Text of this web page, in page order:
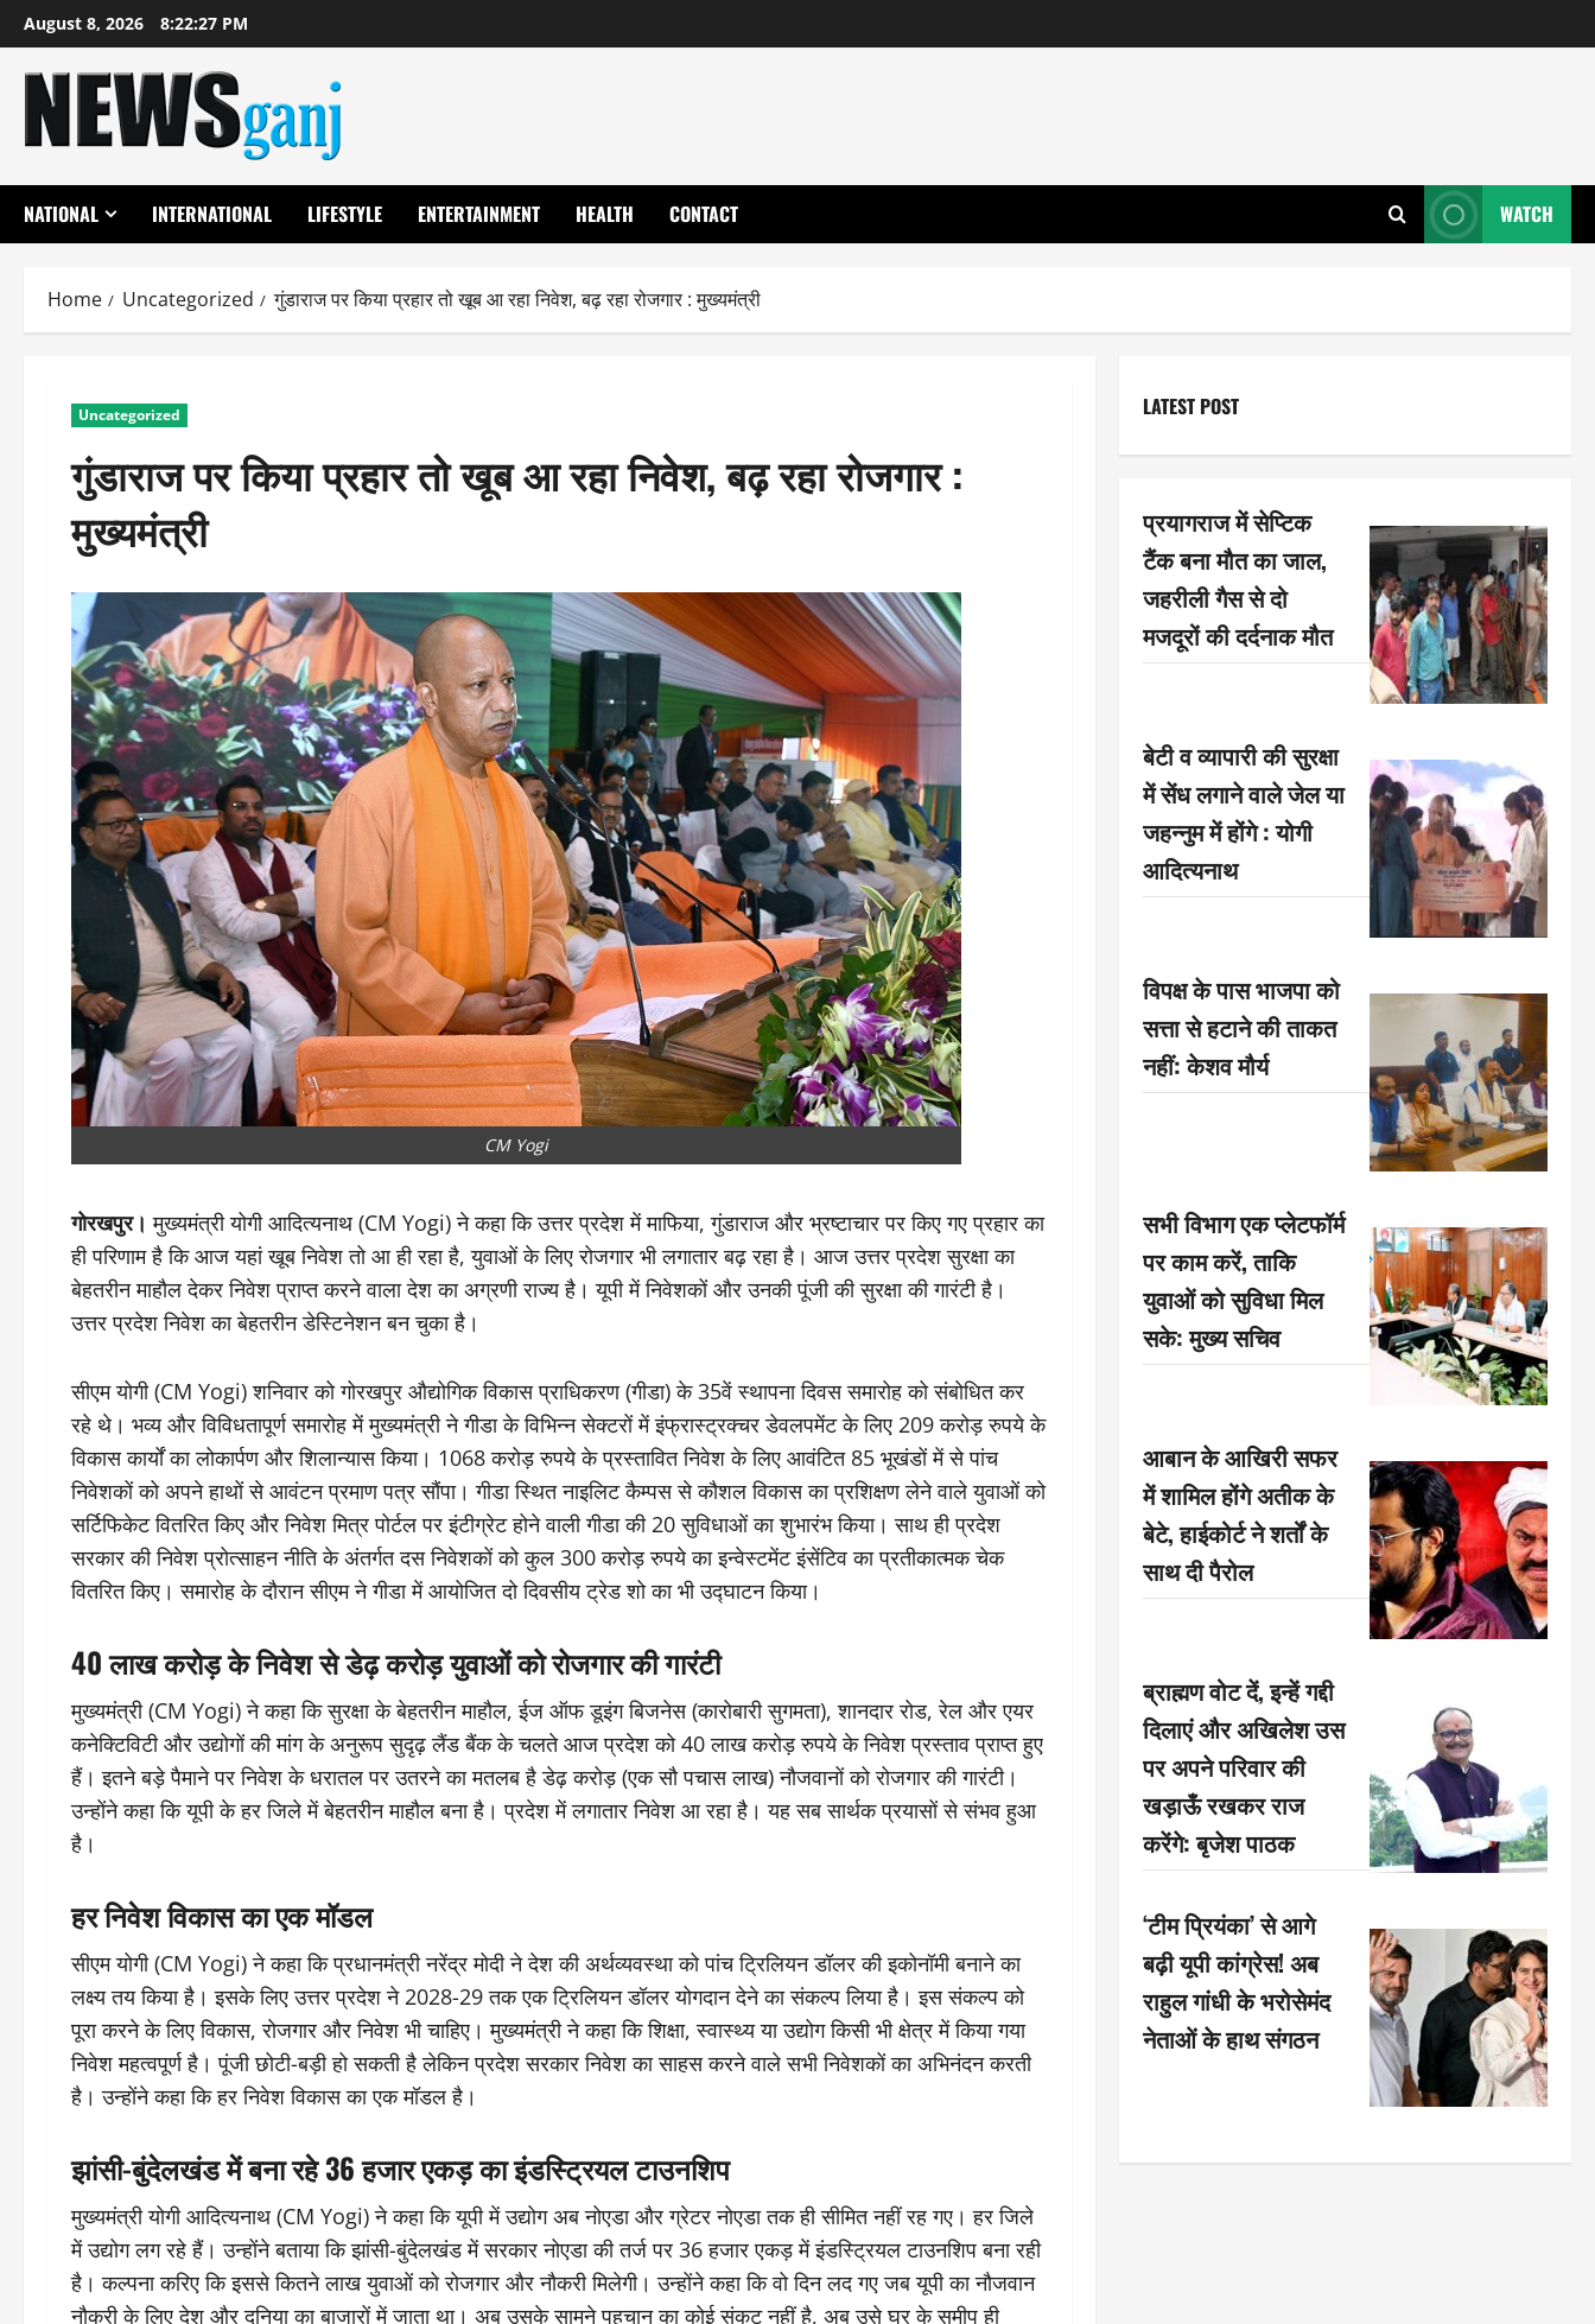
Skip
to
content
August 8, 2026 8:22:28 PM
NATIONAL INTERNATIONAL LIFESTYLE ENTERTAINMENT HEALTH CONTACT WATCH
Home Uncategorized गुंडाराज पर किया प्रहार तो खूब आ रहा निवेश, बढ़ रहा रोजगार : मुख्यमंत्री
Uncategorized
गुंडाराज पर किया प्रहार तो खूब आ रहा निवेश, बढ़ रहा रोजगार :
मुख्यमंत्री
CM Yogi
गोरखपुर। मुख्यमंत्री योगी आदित्यनाथ (CM Yogi) ने कहा कि उत्तर प्रदेश में माफिया, गुंडाराज और भ्रष्टाचार पर किए गए प्रहार का
ही परिणाम है कि आज यहां खूब निवेश तो आ ही रहा है, युवाओं के लिए रोजगार भी लगातार बढ़ रहा है। आज उत्तर प्रदेश सुरक्षा का
बेहतरीन माहौल देकर निवेश प्राप्त करने वाला देश का अग्रणी राज्य है। यूपी में निवेशकों और उनकी पूंजी की सुरक्षा की गारंटी है।
उत्तर प्रदेश निवेश का बेहतरीन डेस्टिनेशन बन चुका है।
सीएम योगी (CM Yogi) शनिवार को गोरखपुर औद्योगिक विकास प्राधिकरण (गीडा) के 35वें स्थापना दिवस समारोह को संबोधित कर
रहे थे। भव्य और विविधतापूर्ण समारोह में मुख्यमंत्री ने गीडा के विभिन्न सेक्टरों में इंफ्रास्ट्रक्चर डेवलपमेंट के लिए 209 करोड़ रुपये के
विकास कार्यों का लोकार्पण और शिलान्यास किया। 1068 करोड़ रुपये के प्रस्तावित निवेश के लिए आवंटित 85 भूखंडों में से पांच
निवेशकों को अपने हाथों से आवंटन प्रमाण पत्र सौंपा। गीडा स्थित नाइलिट कैम्पस से कौशल विकास का प्रशिक्षण लेने वाले युवाओं को
सर्टिफिकेट वितरित किए और निवेश मित्र पोर्टल पर इंटीग्रेट होने वाली गीडा की 20 सुविधाओं का शुभारंभ किया। साथ ही प्रदेश
सरकार की निवेश प्रोत्साहन नीति के अंतर्गत दस निवेशकों को कुल 300 करोड़ रुपये का इन्वेस्टमेंट इंसेंटिव का प्रतीकात्मक चेक
वितरित किए। समारोह के दौरान सीएम ने गीडा में आयोजित दो दिवसीय ट्रेड शो का भी उद्घाटन किया।
40 लाख करोड़ के निवेश से डेढ़ करोड़ युवाओं को रोजगार की गारंटी
मुख्यमंत्री (CM Yogi) ने कहा कि सुरक्षा के बेहतरीन माहौल, ईज ऑफ डूइंग बिजनेस (कारोबारी सुगमता), शानदार रोड, रेल और एयर
कनेक्टिविटी और उद्योगों की मांग के अनुरूप सुदृढ़ लैंड बैंक के चलते आज प्रदेश को 40 लाख करोड़ रुपये के निवेश प्रस्ताव प्राप्त हुए
हैं। इतने बड़े पैमाने पर निवेश के धरातल पर उतरने का मतलब है डेढ़ करोड़ (एक सौ पचास लाख) नौजवानों को रोजगार की गारंटी।
उन्होंने कहा कि यूपी के हर जिले में बेहतरीन माहौल बना है। प्रदेश में लगातार निवेश आ रहा है। यह सब सार्थक प्रयासों से संभव हुआ
है।
हर निवेश विकास का एक मॉडल
सीएम योगी (CM Yogi) ने कहा कि प्रधानमंत्री नरेंद्र मोदी ने देश की अर्थव्यवस्था को पांच ट्रिलियन डॉलर की इकोनॉमी बनाने का
लक्ष्य तय किया है। इसके लिए उत्तर प्रदेश ने 2028-29 तक एक ट्रिलियन डॉलर योगदान देने का संकल्प लिया है। इस संकल्प को
पूरा करने के लिए विकास, रोजगार और निवेश भी चाहिए। मुख्यमंत्री ने कहा कि शिक्षा, स्वास्थ्य या उद्योग किसी भी क्षेत्र में किया गया
निवेश महत्वपूर्ण है। पूंजी छोटी-बड़ी हो सकती है लेकिन प्रदेश सरकार निवेश का साहस करने वाले सभी निवेशकों का अभिनंदन करती
है। उन्होंने कहा कि हर निवेश विकास का एक मॉडल है।
झांसी-बुंदेलखंड में बना रहे 36 हजार एकड़ का इंडस्ट्रियल टाउनशिप
मुख्यमंत्री योगी आदित्यनाथ (CM Yogi) ने कहा कि यूपी में उद्योग अब नोएडा और ग्रेटर नोएडा तक ही सीमित नहीं रह गए। हर जिले
में उद्योग लग रहे हैं। उन्होंने बताया कि झांसी-बुंदेलखंड में सरकार नोएडा की तर्ज पर 36 हजार एकड़ में इंडस्ट्रियल टाउनशिप बना रही
है। कल्पना करिए कि इससे कितने लाख युवाओं को रोजगार और नौकरी मिलेगी। उन्होंने कहा कि वो दिन लद गए जब यूपी का नौजवान
नौकरी के लिए देश और दुनिया का बाजारों में जाता था। अब उसके सामने पहचान का कोई संकट नहीं है, अब उसे घर के समीप ही
LATEST POST
प्रयागराज में सेप्टिक
टैंक बना मौत का जाल,
जहरीली गैस से दो
मजदूरों की दर्दनाक मौत
बेटी व व्यापारी की सुरक्षा
में सेंध लगाने वाले जेल या
जहन्नुम में होंगे : योगी
आदित्यनाथ
विपक्ष के पास भाजपा को
सत्ता से हटाने की ताकत
नहीं: केशव मौर्य
सभी विभाग एक प्लेटफॉर्म
पर काम करें, ताकि
युवाओं को सुविधा मिल
सके: मुख्य सचिव
आबान के आखिरी सफर
में शामिल होंगे अतीक के
बेटे, हाईकोर्ट ने शर्तों के
साथ दी पैरोल
ब्राह्मण वोट दें, इन्हें गद्दी
दिलाएं और अखिलेश उस
पर अपने परिवार की
खड़ाऊँ रखकर राज
करेंगे: बृजेश पाठक
‘टीम प्रियंका’ से आगे
बढ़ी यूपी कांग्रेस! अब
राहुल गांधी के भरोसेमंद
नेताओं के हाथ संगठन